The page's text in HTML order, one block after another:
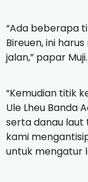
“Ada beberapa
Bireuen, ini
jalan,” papar Muji.
“Kemudian titik
Ule Lheu Banda
serta danau laut
kami
untuk mengatur